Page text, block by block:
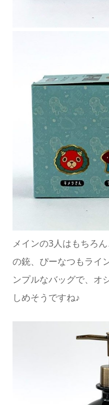
メインの3人はもちろ
の銃、ぴーなつもライ
ンプルなバッグで、オ
しめそうですね♪